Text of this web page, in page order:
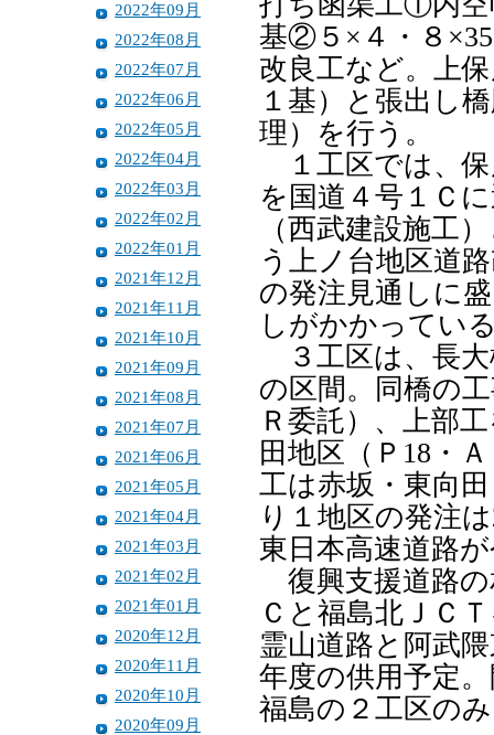
2022年09月
2022年08月
2022年07月
2022年06月
2022年05月
2022年04月
2022年03月
2022年02月
2022年01月
2021年12月
2021年11月
2021年10月
2021年09月
2021年08月
2021年07月
2021年06月
2021年05月
2021年04月
2021年03月
2021年02月
2021年01月
2020年12月
2020年11月
2020年10月
2020年09月
基②５×４・８
改良工など。上
１基）と張出し
理）を行う。
１工区では、保
を国道４号１Ｃ
（西武建設施工
う上ノ台地区道
の発注見通しに
しがかかってい
３工区は、長大
の区間。同橋の
Ｒ委託）、上部
田地区（Ｐ18・
工は赤坂・東向
り１地区の発注
東日本高速道路
復興支援道路の
Ｃと福島北ＪＣ
霊山道路と阿武
年度の供用予定
福島の２工区の